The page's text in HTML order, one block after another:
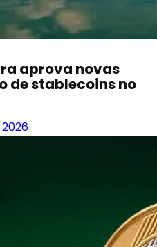
aprova novas
de stablecoins no